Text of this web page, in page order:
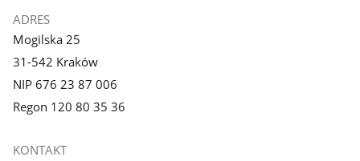
ADRES
Mogilska 25
31-542 Kraków
NIP 676 23 87 006
Regon 120 80 35 36
KONTAKT